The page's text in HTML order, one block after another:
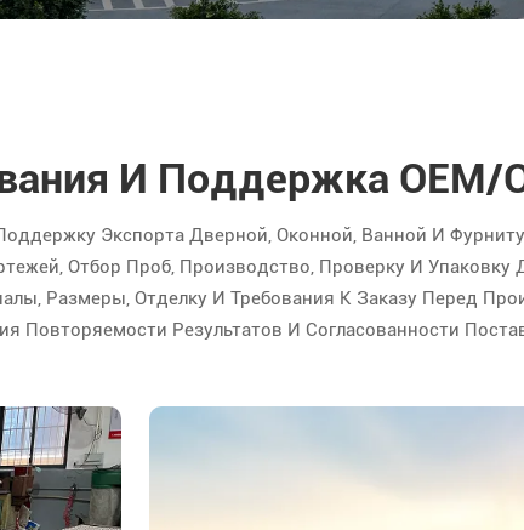
И Поддержка OEM/
Экспорта Дверной, Оконной, Ванной И
Отбор Проб, Производство, Проверку И Упаковку
Размеры, Отделку И Требования К Заказу Перед
Повторяемости Результатов И Согласованности